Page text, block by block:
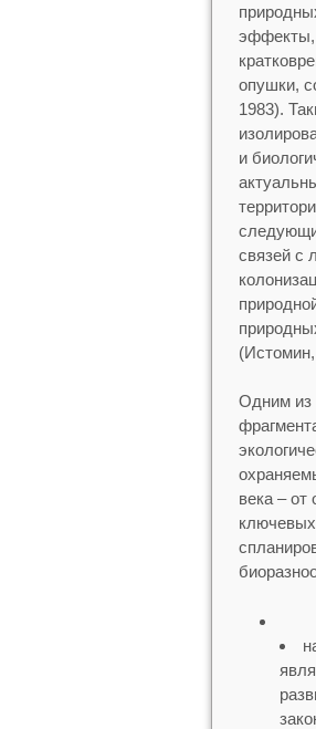
эффекты,
опушки,
1983).
и
связей с
Одним из
века – от